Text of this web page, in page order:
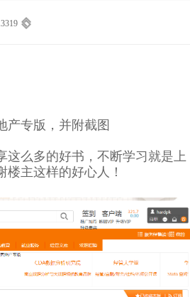
产专版，并附截图
这么多的好书，不断学习就是上
楼主这样的好心人！